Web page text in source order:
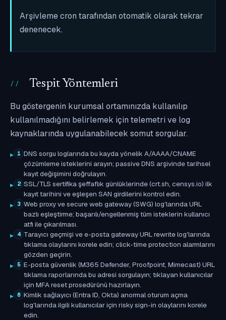
Arşivleme cron tarafından otomatik olarak tekrar
denenecek.
Tespit Yöntemleri
Bu göstergenin kurumsal ortamınızda kullanılıp
kullanılmadığını belirlemek için telemetri ve log
kaynaklarında uygulanabilecek somut sorgular.
1 DNS sorgu loglarında bu kayda yönelik A/AAAA/CNAME
çözümleme isteklerini arayın; passive DNS arşivinde tarihsel
kayıt değişimini doğrulayın.
2 SSL/TLS sertifika şeffaflık günlüklerinde (crt.sh, censys.io) ilk
kayıt tarihini ve eşleşen SAN girdilerini kontrol edin.
3 Web proxy ve secure web gateway (SWG) log'larında URL
bazlı eşleştirme; başarılı/engellenmiş tüm isteklerin kullanıcı
atfı ile çıkarılması.
4 Tarayıcı geçmişi ve e-posta gateway URL rewrite log'larında
tıklama olaylarını korele edin; click-time protection alarmlarını
gözden geçirin.
5 E-posta güvenlik (M365 Defender, Proofpoint, Mimecast) URL
tıklama raporlarında bu adresi sorgulayın; tıklayan kullanıcılar
için MFA reset prosedürünü hazırlayın.
6 Kimlik sağlayıcı (Entra ID, Okta) anormal oturum açma
log'larında ilgili kullanıcılar için risky sign-in olaylarını korele
edin.